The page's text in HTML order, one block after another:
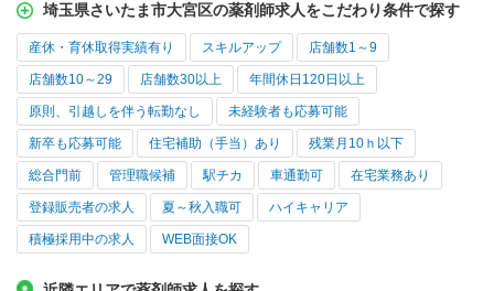
埼玉県さいたま市大宮区の薬剤師求人をこだわり条件で探す
産休・育休取得実績有り スキルアップ 店舗数1～9
店舗数10～29 店舗数30以上 年間休日120日以上
原則、引越しを伴う転勤なし 未経験者も応募可能
新卒も応募可能 住宅補助（手当）あり 残業月10ｈ以下
総合門前 管理職候補 駅チカ 車通勤可 在宅業務あり
登録販売者の求人 夏～秋入職可 ハイキャリア
積極採用中の求人 WEB面接OK